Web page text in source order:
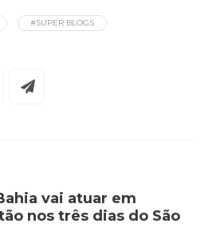
#SUPER BLOGS
vai atuar em
nos três dias do São